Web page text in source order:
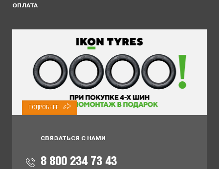
ОПЛАТА
ПОДРОБНЕЕ
СВЯЗАТЬСЯ С НАМИ
8 800 234 73 43